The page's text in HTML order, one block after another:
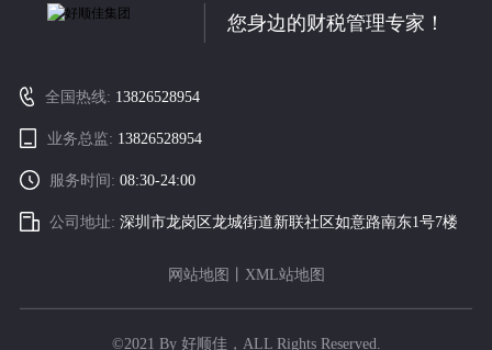
您身边的财税管理专家！
全国热线: 13826528954
业务总监: 13826528954
服务时间:08:30-24:00
公司地址:深圳市龙岗区龙城街道新联社区如意路南东1号7楼
网站地图 XML站地图
©2021 By 好顺佳，ALL Rights Reserved.